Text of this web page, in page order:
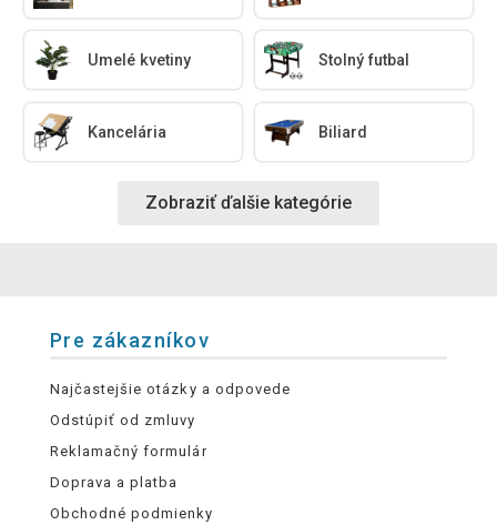
Umelé kvetiny Stolný futbal
Kancelária Biliard
Zobraziť ďalšie kategórie
Pre zákazníkov
Najčastejšie otázky a odpovede
Odstúpiť od zmluvy
Reklamačný formulár
Doprava a platba
Obchodné podmienky